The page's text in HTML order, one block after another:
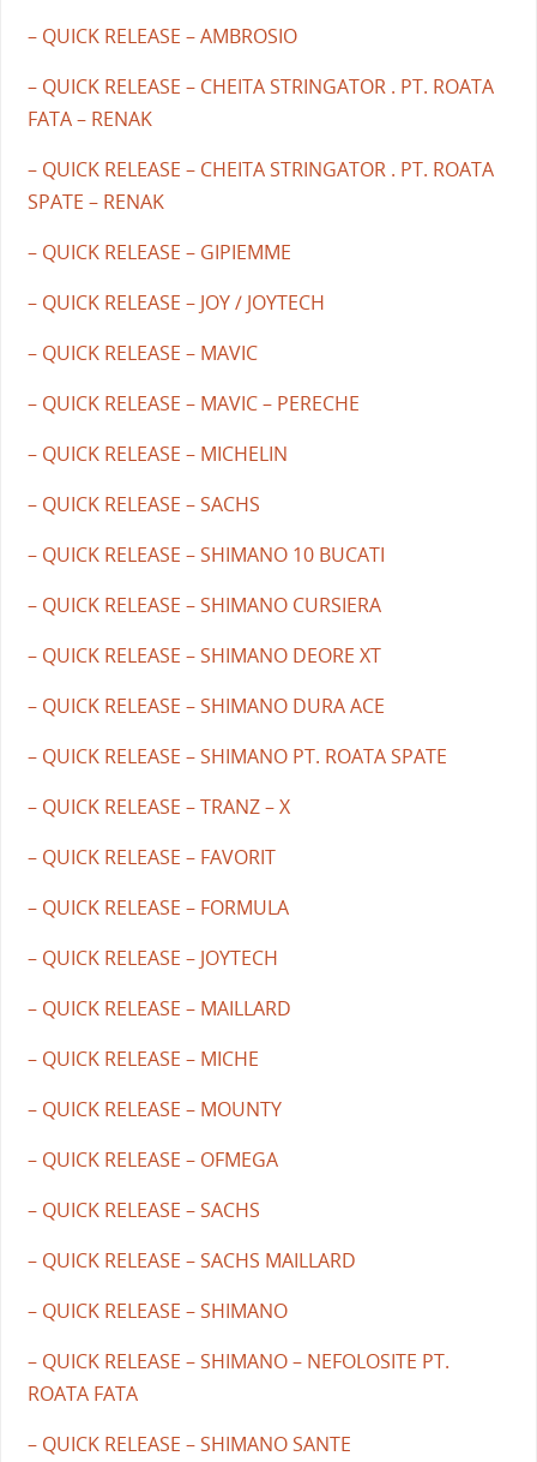
– QUICK RELEASE – AMBROSIO
– QUICK RELEASE – CHEITA STRINGATOR . PT. ROATA
FATA – RENAK
– QUICK RELEASE – CHEITA STRINGATOR . PT. ROATA
SPATE – RENAK
– QUICK RELEASE – GIPIEMME
– QUICK RELEASE – JOY / JOYTECH
– QUICK RELEASE – MAVIC
– QUICK RELEASE – MAVIC – PERECHE
– QUICK RELEASE – MICHELIN
– QUICK RELEASE – SACHS
– QUICK RELEASE – SHIMANO 10 BUCATI
– QUICK RELEASE – SHIMANO CURSIERA
– QUICK RELEASE – SHIMANO DEORE XT
– QUICK RELEASE – SHIMANO DURA ACE
– QUICK RELEASE – SHIMANO PT. ROATA SPATE
– QUICK RELEASE – TRANZ – X
– QUICK RELEASE – FAVORIT
– QUICK RELEASE – FORMULA
– QUICK RELEASE – JOYTECH
– QUICK RELEASE – MAILLARD
– QUICK RELEASE – MICHE
– QUICK RELEASE – MOUNTY
– QUICK RELEASE – OFMEGA
– QUICK RELEASE – SACHS
– QUICK RELEASE – SACHS MAILLARD
– QUICK RELEASE – SHIMANO
– QUICK RELEASE – SHIMANO – NEFOLOSITE PT.
ROATA FATA
– QUICK RELEASE – SHIMANO SANTE